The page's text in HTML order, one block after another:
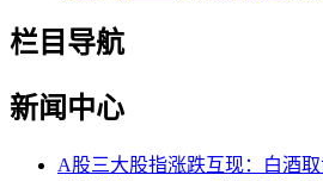
栏目导航
新闻中心
A股三大股指涨跌互现：白酒